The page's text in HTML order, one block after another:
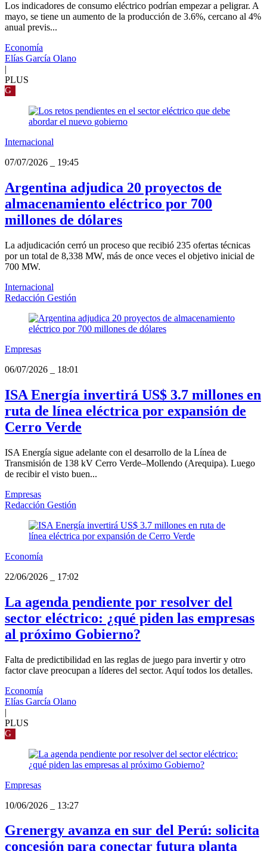
Los indicadores de consumo eléctrico podrían empezar a peligrar. A
mayo, se tiene un aumento de la producción de 3.6%, cercano al 4%
anual previs...
Economía
Elías García Olano
|
PLUS
G
Internacional
07/07/2026
19:45
Argentina adjudica 20 proyectos de
almacenamiento eléctrico por 700
millones de dólares
La adjudicación cerró un proceso que recibió 235 ofertas técnicas
por un total de 8,338 MW, más de once veces el objetivo inicial de
700 MW.
Internacional
Redacción Gestión
Empresas
06/07/2026
18:01
ISA Energía invertirá US$ 3.7 millones en
ruta de línea eléctrica por expansión de
Cerro Verde
ISA Energía sigue adelante con el desarrollo de la Línea de
Transmisión de 138 kV Cerro Verde–Mollendo (Arequipa). Luego
de recibir el visto buen...
Empresas
Redacción Gestión
Economía
22/06/2026
17:02
La agenda pendiente por resolver del
sector eléctrico: ¿qué piden las empresas
al próximo Gobierno?
Falta de predictibilidad en las reglas de juego para invertir y otro
factor clave preocupan a líderes del sector. Aquí todos los detalles.
Economía
Elías García Olano
|
PLUS
G
Empresas
10/06/2026
13:27
Grenergy avanza en sur del Perú: solicita
concesión para conectar futura planta